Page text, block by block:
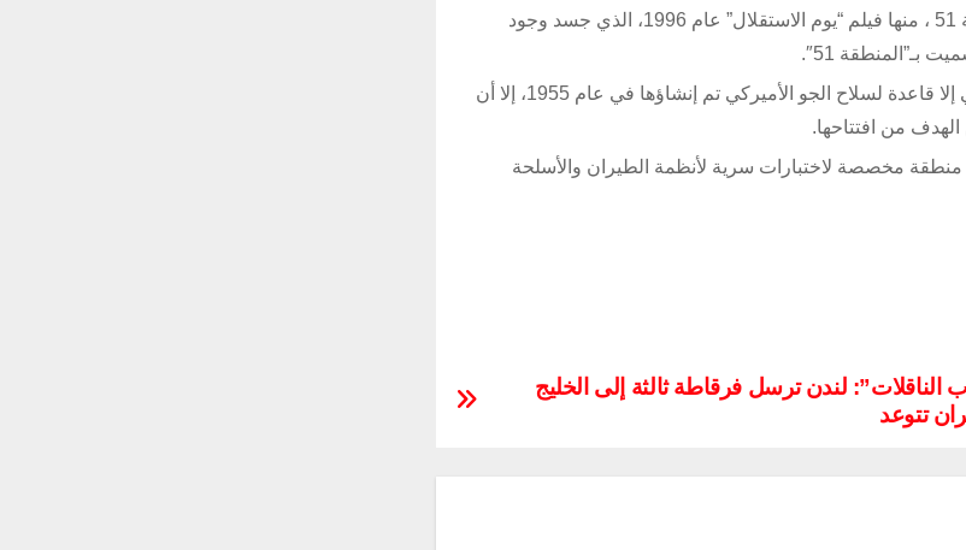
ومع مرور الزمن ارتبطت معظم الأفلام، التي تعرض كائنات فضائية بالمنطقة 51 ، منها فيلم “يوم الاستقلال” عام 1996، الذي جسد وجود
وفي تقرير نشرته مجلة “ذا ديلى ستار” الأميركية، أبان أن “المنطقة 51” ما هي إلا قاعدة لسلاح الجو الأميركي تم إنشاؤها في عام 1955، إلا أن
الاستقصائي رجح بحسب فرضيات الخبراء أن “المنطقة 51” هي منطقة مخصصة لاختبارات سرية لأنظمة الطيران والأسلحة
الناقلات”: لندن ترسل فرقاطة ثالثة إلى الخليج
تتوعد